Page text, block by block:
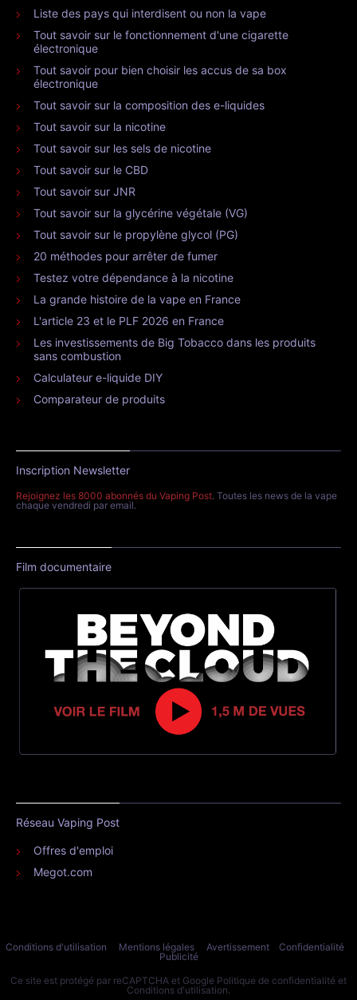
Liste des pays qui interdisent ou non la vape
Tout savoir sur le fonctionnement d'une cigarette
électronique
Tout savoir pour bien choisir les accus de sa box
électronique
Tout savoir sur la composition des e-liquides
Tout savoir sur la nicotine
Tout savoir sur les sels de nicotine
Tout savoir sur le CBD
Tout savoir sur JNR
Tout savoir sur la glycérine végétale (VG)
Tout savoir sur le propylène glycol (PG)
20 méthodes pour arrêter de fumer
Testez votre dépendance à la nicotine
La grande histoire de la vape en France
L'article 23 et le PLF 2026 en France
Les investissements de Big Tobacco dans les produits
sans combustion
Calculateur e-liquide DIY
Comparateur de produits
Inscription Newsletter
Rejoignez les 8000 abonnés du Vaping Post. Toutes les news de la vape
chaque vendredi par email.
Film documentaire
Réseau Vaping Post
Offres d'emploi
Megot.com
Conditions d'utilisation Mentions légales Avertissement
Confidentialité
Publicité
Ce site est protégé par reCAPTCHA et Google Politique de confidentialité et
Conditions d'utilisation.